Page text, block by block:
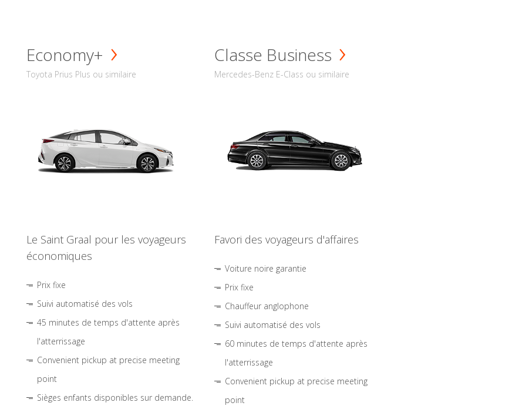
Economy+
Toyota Prius Plus ou similaire
Le Saint Graal pour les voyageurs
économiques
Prix fixe
Suivi automatisé des vols
45 minutes de temps d'attente après
l'atterrissage
Convenient pickup at precise meeting
point
Sièges enfants disponibles sur demande.
Classe Business
Mercedes-Benz E-Class ou similaire
Favori des voyageurs d'affaires
Voiture noire garantie
Prix fixe
Chauffeur anglophone
Suivi automatisé des vols
60 minutes de temps d'attente après
l'atterrissage
Convenient pickup at precise meeting
point